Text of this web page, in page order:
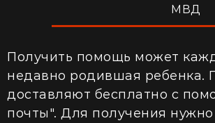
МВД
Получить помощь может
недавно родившая ребенка.
доставляют бесплатно с
почты". Для получения нужно